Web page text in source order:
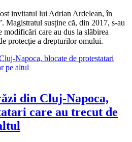
invitatul lui Adrian Ardelean, în
Magistratul susține că, din 2017, s-au
modificări care au dus la slăbirea
protecție a drepturilor omului.
din Cluj-Napoca,
care au trecut de